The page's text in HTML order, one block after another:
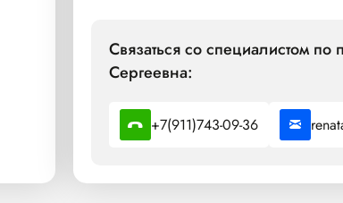
Связаться со специалистом
Сергеевна:
+7(911)743-09-36